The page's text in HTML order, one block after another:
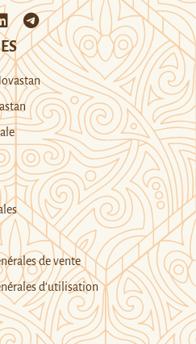
de vente
d’utilisation